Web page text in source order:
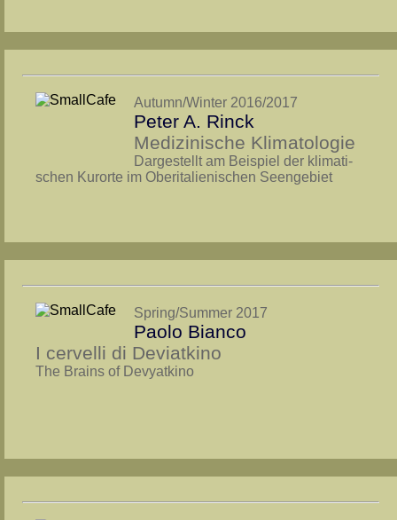
Autumn/Winter 2016/2017
Peter A. Rinck
Medizinische Klimatologie
Dargestellt am Beispiel der kli­ma­ti­
schen Kur­orte im Ober­italienischen Seen­gebiet
Spring/Summer 2017
Paolo Bianco
I cervelli di Deviatkino
The Brains of Devyatkino